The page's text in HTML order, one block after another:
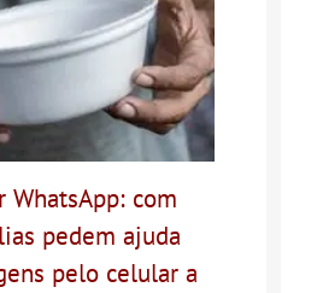
WhatsApp: com
pedem ajuda
pelo celular a